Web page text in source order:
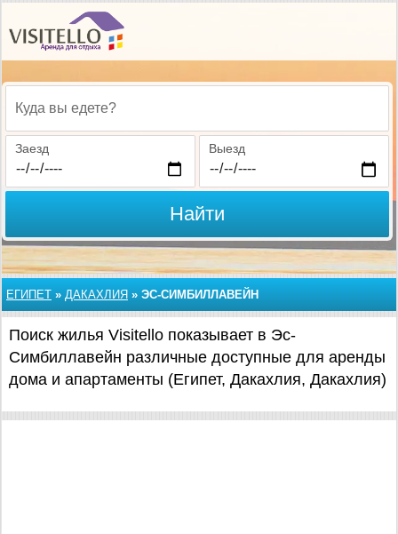
Куда вы едете?
Заезд Выезд
Найти
ЕГИПЕТ » ДАКАХЛИЯ » ЭС-СИМБИЛЛАВЕЙН
Поиск жилья Visitello показывает в Эс-
Симбиллавейн различные доступные для аренды
дома и апартаменты (Египет, Дакахлия, Дакахлия)